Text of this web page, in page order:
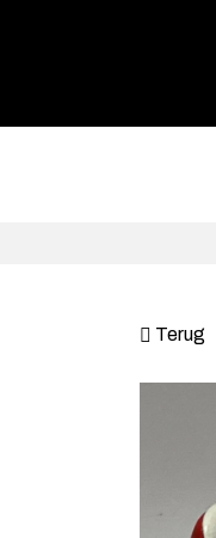
Terug